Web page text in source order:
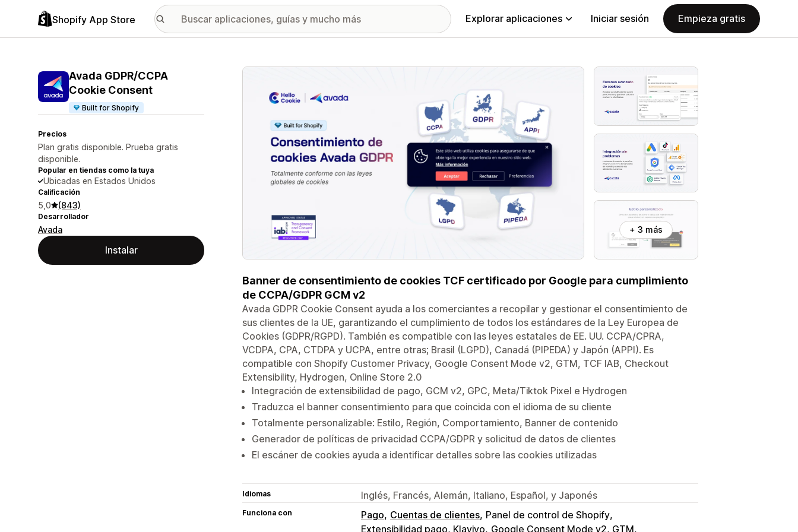
Shopify App Store Explorar aplicaciones Iniciar sesión Empieza gratis
Avada GDPR/CCPA
Cookie Consent
Built for Shopify
Precios
Plan gratis disponible. Prueba gratis
disponible.
Popular en tiendas como la tuya
Ubicadas en Estados Unidos
Calificación
5,0 (843)
Desarrollador
Avada
Instalar
Galería de imágenes destacadas
+ 3 más
Banner de consentimiento de cookies TCF certificado por Google para cumplimiento
de CCPA/GDPR GCM v2
Avada GDPR Cookie Consent ayuda a los comerciantes a recopilar y gestionar el consentimiento de
sus clientes de la UE, garantizando el cumplimiento de todos los estándares de la Ley Europea de
Cookies (GDPR/RGPD). También es compatible con las leyes estatales de EE. UU. CCPA/CPRA,
VCDPA, CPA, CTDPA y UCPA, entre otras; Brasil (LGPD), Canadá (PIPEDA) y Japón (APPI). Es
compatible con Shopify Customer Privacy, Google Consent Mode v2, GTM, TCF IAB, Checkout
Extensibility, Hydrogen, Online Store 2.0
Integración de extensibilidad de pago, GCM v2, GPC, Meta/Tiktok Pixel e Hydrogen
Traduzca el banner consentimiento para que coincida con el idioma de su cliente
Totalmente personalizable: Estilo, Región, Comportamiento, Banner de contenido
Generador de políticas de privacidad CCPA/GDPR y solicitud de datos de clientes
El escáner de cookies ayuda a identificar detalles sobre las cookies utilizadas
Idiomas Inglés, Francés, Alemán, Italiano, Español, y Japonés
Funciona con Pago Cuentas de clientes Panel de control de Shopify
Extensibilidad pago, Klaviyo Google Consent Mode v2, GTM